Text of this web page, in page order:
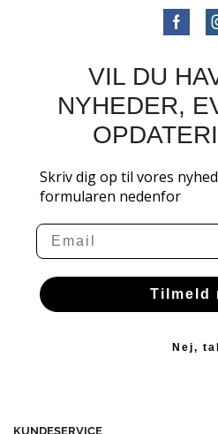
VIL DU
NYHEDER,
Skriv dig op til vores
formularen nedenfor
Email
Tilmeld
Nej,
KUNDESERVICE